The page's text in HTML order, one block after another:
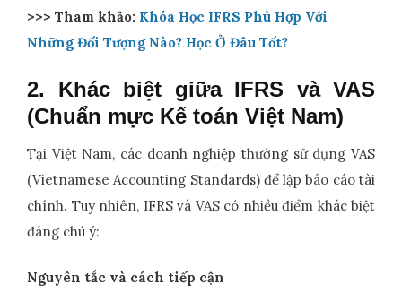
>>> Tham khảo: Khóa Học IFRS Phù Hợp Với
Những Đối Tượng Nào? Học Ở Đâu Tốt?
2. Khác biệt giữa IFRS và VAS
(Chuẩn mực Kế toán Việt Nam)
Tại Việt Nam, các doanh nghiệp thường sử dụng VAS
(Vietnamese Accounting Standards) để lập báo cáo tài
chính. Tuy nhiên, IFRS và VAS có nhiều điểm khác biệt
đáng chú ý:
Nguyên tắc và cách tiếp cận